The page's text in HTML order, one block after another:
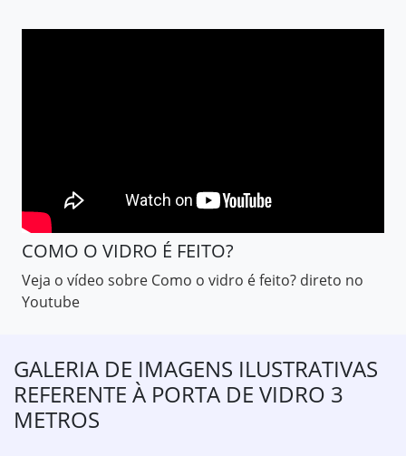
COMO O VIDRO É FEITO?
Veja o vídeo sobre Como o vidro é feito? direto no
Youtube
GALERIA DE IMAGENS ILUSTRATIVAS
REFERENTE À PORTA DE VIDRO 3
METROS